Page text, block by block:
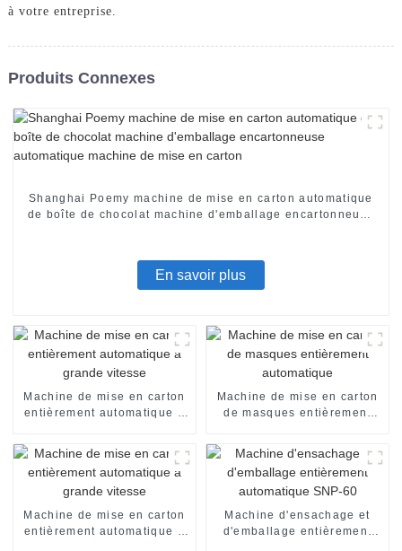
à votre entreprise.
Produits Connexes
Shanghai Poemy machine de mise en carton automatique
de boîte de chocolat machine d'emballage encartonneuse
En savoir plus
Machine de mise en carton
entièrement automatique à
Machine de mise en carton
de masques entièrement
Machine de mise en carton
entièrement automatique à
Machine d'ensachage et
d'emballage entièrement